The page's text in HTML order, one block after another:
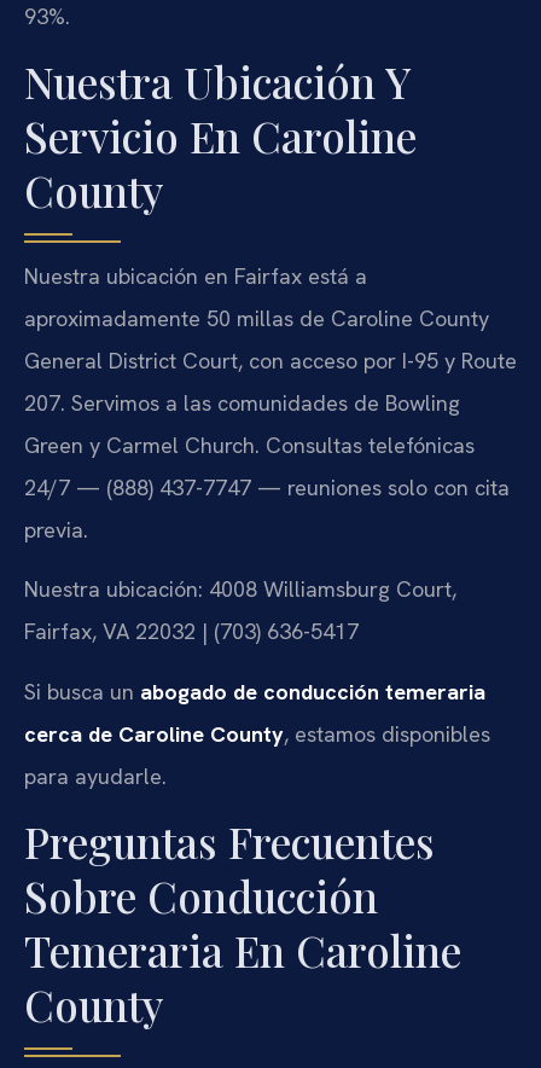
93%.
Nuestra Ubicación Y
Servicio En Caroline
County
Nuestra ubicación en Fairfax está a
aproximadamente 50 millas de Caroline County
General District Court, con acceso por I-95 y Route
207. Servimos a las comunidades de Bowling
Green y Carmel Church. Consultas telefónicas
24/7 — (888) 437-7747 — reuniones solo con cita
previa.
Nuestra ubicación: 4008 Williamsburg Court,
Fairfax, VA 22032 | (703) 636-5417
Si busca un abogado de conducción temeraria
cerca de Caroline County, estamos disponibles
para ayudarle.
Preguntas Frecuentes
Sobre Conducción
Temeraria En Caroline
County